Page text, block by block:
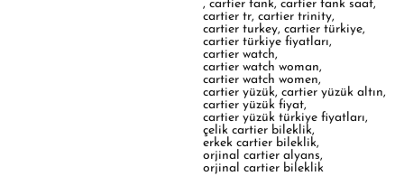
, cartier tank, cartier tank saat,
cartier tr, cartier trinity,
cartier turkey, cartier türkiye,
cartier türkiye fiyatları,
cartier watch,
cartier watch woman,
cartier watch women,
cartier yüzük, cartier yüzük altın,
cartier yüzük fiyat,
cartier yüzük türkiye fiyatları,
çelik cartier bileklik,
erkek cartier bileklik,
orjinal cartier alyans,
orjinal cartier bileklik